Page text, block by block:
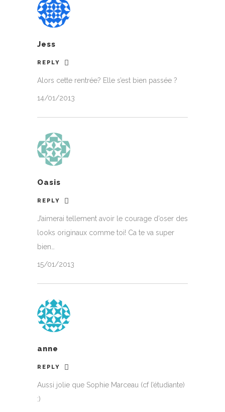
Jess
REPLY
Alors cette rentrée? Elle s’est bien passée ?
14/01/2013
Oasis
REPLY
J’aimerai tellement avoir le courage d’oser des
looks originaux comme toi! Ca te va super
bien…
15/01/2013
anne
REPLY
Aussi jolie que Sophie Marceau (cf l’étudiante)
:)